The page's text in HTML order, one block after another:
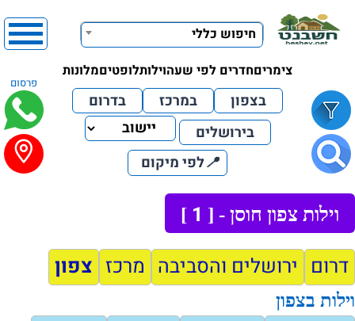
חיפוש כללי
צימריםחדרים לפי שעהוילותלופטיםמלונות
פרסום
בצפון במרכז
בדרום
בירושלים
📍לפי מיקום
וילות צפון חוסן - [ 1
]
דרום ירושלים והסביבה מרכז צפון
וילות בצפון